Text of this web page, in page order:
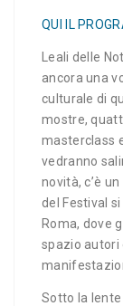
QUI IL
Leali delle
ancora una
culturale di
mostre,
masterclass
vedranno
novità, c’è
del Festival
Roma, dove
spazio autori
Sotto la lente